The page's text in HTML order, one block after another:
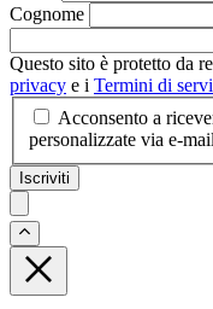
Cognome
Questo sito è protetto da
privacy e i Termini di
Acconsento a
personalizzate via e-
Iscriviti